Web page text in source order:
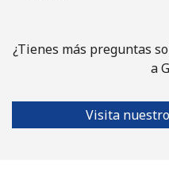
¿Tienes más preguntas
a
Visita